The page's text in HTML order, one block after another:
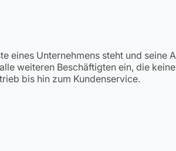
eines Unternehmens steht und
weiteren Beschäftigten ein, die
bis hin zum Kundenservice.